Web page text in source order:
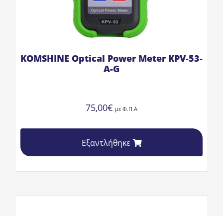
KOMSHINE Optical Power Meter KPV-53-
A-G
75,00€ με Φ.Π.Α
Εξαντλήθηκε